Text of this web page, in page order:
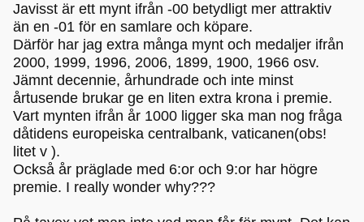
Javisst är ett mynt ifrån -00 betydligt mer attraktiv
än en -01 för en samlare och köpare.
Därför har jag extra många mynt och medaljer ifrån
2000, 1999, 1996, 2006, 1899, 1900, 1966 osv.
Jämnt decennie, århundrade och inte minst
årtusende brukar ge en liten extra krona i premie.
Vart mynten ifrån år 1000 ligger ska man nog fråga
dåtidens europeiska centralbank, vaticanen(obs!
litet v ).
Också år präglade med 6:or och 9:or har högre
premie. I really wonder why???